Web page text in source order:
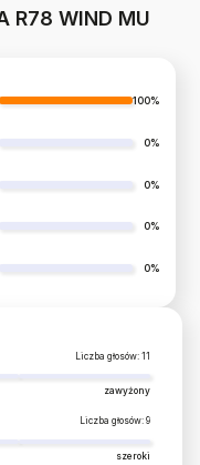
R78 WIND MU
100%
0%
0%
0%
0%
Liczba głosów: 11
zawyżony
Liczba głosów: 9
szeroki